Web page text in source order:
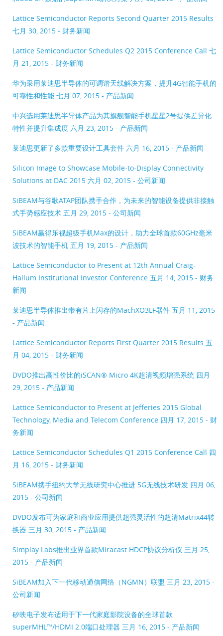
Lattice Semiconductor Reports Second Quarter 2015 Results
七月 30, 2015 - 财务新闻
Lattice Semiconductor Schedules Q2 2015 Conference Call 七
月 21, 2015 - 财务新闻
华为采用莱迪思半导体的可调谐天线解决方案，提升4G智能手机的
可靠性和性能 七月 07, 2015 - 产品新闻
中兴选用莱迪思半导体产品为其旗舰智能手机星星2号提供差异化
特性并提升集成度 六月 23, 2015 - 产品新闻
莱迪思更新了多款重要设计工具套件 六月 16, 2015 - 产品新闻
Silicon Image to Showcase Mobile-to-Display Connectivity
Solutions at DAC 2015 六月 02, 2015 - 公司新闻
SiBEAM与谷歌ATAP团队携手合作，为未来的智能设备提供非接触
式手势感应技术 五月 29, 2015 - 公司新闻
SiBEAM赢得乐视超级手机Max的设计，助力全球首款60GHz毫米
波技术的智能手机 五月 19, 2015 - 产品新闻
Lattice Semiconductor to Present at 12th Annual Craig-
Hallum Institutional Investor Conference 五月 14, 2015 - 财务
新闻
莱迪思半导体推出带有片上闪存的MachXO3LF器件 五月 11, 2015
- 产品新闻
Lattice Semiconductor Reports First Quarter 2015 Results 五
月 04, 2015 - 财务新闻
DVDO推出高性价比的iSCAN® Micro 4K超清视频增强系统 四月
29, 2015 - 产品新闻
Lattice Semiconductor to Present at Jefferies 2015 Global
Technology, Media and Telecom Conference 四月 17, 2015 - 财
务新闻
Lattice Semiconductor Schedules Q1 2015 Conference Call 四
月 16, 2015 - 财务新闻
SiBEAM携手纽约大学无线研究中心推进 5G无线技术研发 四月 06,
2015 - 公司新闻
DVDO发布可为家庭和商业应用提供超强灵活性的超清Matrix44转
换器 三月 30, 2015 - 产品新闻
Simplay Labs推出业界首款Miracast HDCP协议分析仪 三月 25,
2015 - 产品新闻
SiBEAM加入下一代移动通信网络（NGMN）联盟 三月 23, 2015 -
公司新闻
矽映电子发布适用于下一代家庭影院设备的全球首款
superMHL™/HDMI 2.0端口处理器 三月 16, 2015 - 产品新闻